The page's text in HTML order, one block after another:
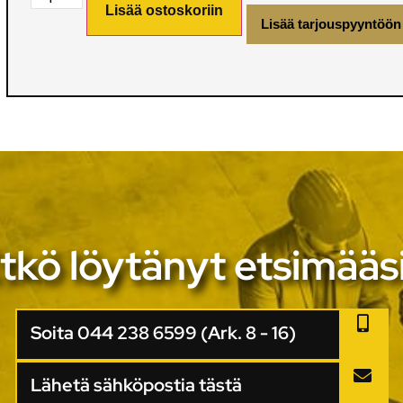
Lisää ostoskoriin
Lisää tarjouspyyntöön
löytänyt
Soita 044 238 6599 (Ark. 8 - 16)
Lähetä sähköpostia tästä